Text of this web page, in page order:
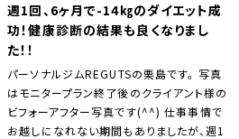
週1回、6ヶ月で-14㎏のダイエット成
功！健康診断の結果も良くなりまし
た！！
パーソナルジムREGUTSの栗島です。 写真
はモニタープラン終了後のクライアント様の
ビフォーアフター写真です(^^) 仕事事情で
お越しになれない期間もありましたが、週1